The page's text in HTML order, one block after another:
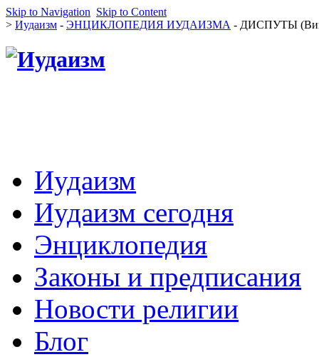
Skip to Navigation Skip to Content
> Иудаизм - ЭНЦИКЛОПЕДИЯ ИУДАИЗМА - ДИСПУТЫ
Иудаизм
Иудаизм сегодня
Энциклопедия
Законы и предписания
Новости религии
Блог